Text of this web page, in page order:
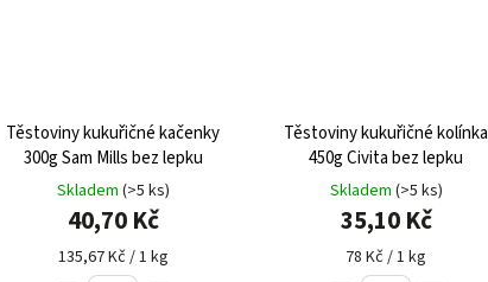
Těstoviny kukuřičné kačenky
300g Sam Mills bez lepku
Skladem (>5 ks)
40,70 Kč
135,67 Kč / 1 kg
Těstoviny kukuřičné kolínka
450g Civita bez lepku
Skladem (>5 ks)
35,10 Kč
78 Kč / 1 kg